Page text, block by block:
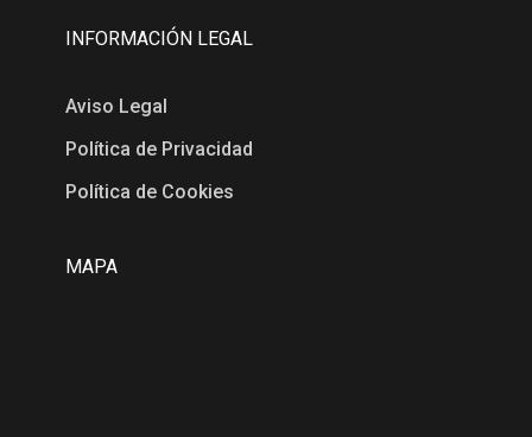
INFORMACIÓN LEGAL
Aviso Legal
Política de Privacidad
Política de Cookies
MAPA